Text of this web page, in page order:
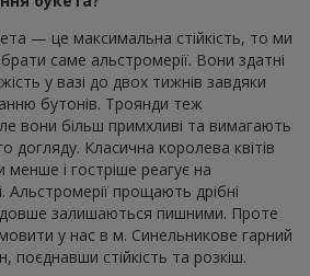
— це максимальна стійкість, то ми
саме альстромерії. Вони здатні
у вазі до двох тижнів завдяки
бутонів. Троянди теж
вони більш примхливі та вимагають
догляду. Класична королева квітів
менше і гостріше реагує на
Альстромерії прощають дрібні
довше залишаються пишними. Проте
у нас в м. Синельникове гарний
поєднавши стійкість та розкіш.